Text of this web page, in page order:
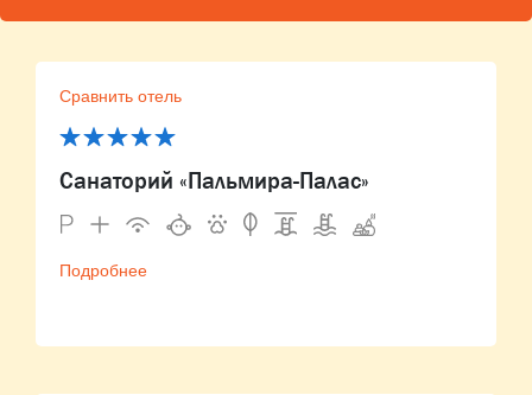
Сравнить отель
Санаторий «Пальмира-Палас»
Подробнее